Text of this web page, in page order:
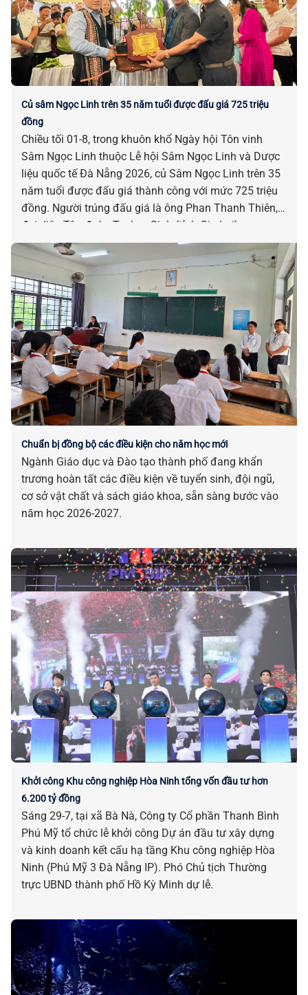
Củ sâm Ngọc Linh trên 35 năm tuổi được đấu giá 725 triệu
đồng
Chiều tối 01-8, trong khuôn khổ Ngày hội Tôn vinh
Sâm Ngọc Linh thuộc Lễ hội Sâm Ngọc Linh và Dược
liệu quốc tế Đà Nẵng 2026, củ Sâm Ngọc Linh trên 35
năm tuổi được đấu giá thành công với mức 725 triệu
đồng. Người trúng đấu giá là ông Phan Thanh Thiên,
đại diện Tập đoàn Trường Sinh (tỉnh Gia Lai).
Chuẩn bị đồng bộ các điều kiện cho năm học mới
Ngành Giáo dục và Đào tạo thành phố đang khẩn
trương hoàn tất các điều kiện về tuyển sinh, đội ngũ,
cơ sở vật chất và sách giáo khoa, sẵn sàng bước vào
năm học 2026-2027.
Khởi công Khu công nghiệp Hòa Ninh tổng vốn đầu tư hơn
6.200 tỷ đồng
Sáng 29-7, tại xã Bà Nà, Công ty Cổ phần Thanh Bình
Phú Mỹ tổ chức lễ khởi công Dự án đầu tư xây dựng
và kinh doanh kết cấu hạ tầng Khu công nghiệp Hòa
Ninh (Phú Mỹ 3 Đà Nẵng IP). Phó Chủ tịch Thường
trực UBND thành phố Hồ Kỳ Minh dự lễ.